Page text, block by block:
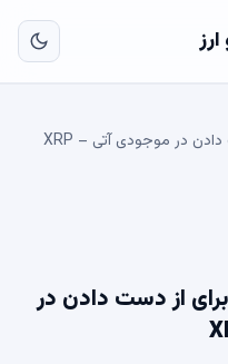
+ 83% سیگنال مهم و آسان برای از دست دادن در موجودی آتی XRP –
برای از دست دادن در